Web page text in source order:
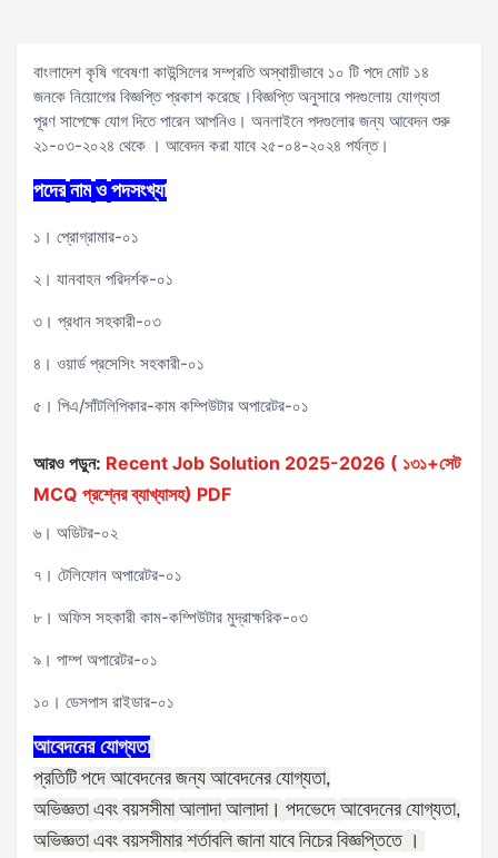
বাংলাদেশ কৃষি গবেষণা কাউন্সিলের সম্প্রতি অস্থায়ীভাবে ১০ টি পদে মোট ১৪
জনকে নিয়োগের বিজ্ঞপ্তি প্রকাশ করেছে।বিজ্ঞপ্তি অনুসারে পদগুলোয় যোগ্যতা
পূরণ সাপেক্ষে যোগ দিতে পারেন আপনিও। অনলাইনে পদগুলোর জন্য আবেদন শুরু
২১-০৩-২০২৪ থেকে । আবেদন করা যাবে ২৫-০৪-২০২৪ পর্যন্ত।
পদের নাম ও পদসংখ্যা
১। প্রোগ্রামার-০১
২। যানবাহন পরিদর্শক-০১
৩। প্রধান সহকারী-০৩
৪। ওয়ার্ড প্রসেসিং সহকারী-০১
৫। পিএ/সাঁটলিপিকার-কাম কম্পিউটার অপারেটর-০১
আরও পড়ুন: Recent Job Solution 2025-2026 ( ১৩১+সেট
MCQ প্রশ্নের ব্যাখ্যাসহ) PDF
৬। অডিটর-০২
৭। টেলিফোন অপারেটর-০১
৮। অফিস সহকারী কাম-কম্পিউটার মুদ্রাক্ষরিক-০৩
৯। পাম্প অপারেটর-০১
১০। ডেসপাস রাইডার-০১
আবেদনের যোগ্যতা
প্রতিটি পদে আবেদনের জন্য আবেদনের যোগ্যতা,
অভিজ্ঞতা এবং বয়সসীমা আলাদা আলাদা। পদভেদে আবেদনের যোগ্যতা,
অভিজ্ঞতা এবং বয়সসীমার শর্তাবলি জানা যাবে নিচের বিজ্ঞপ্তিতে ।